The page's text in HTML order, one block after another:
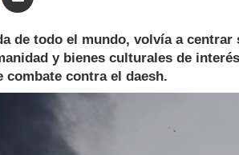
de todo el mundo, volvía a
y bienes culturales de
contra el daesh.